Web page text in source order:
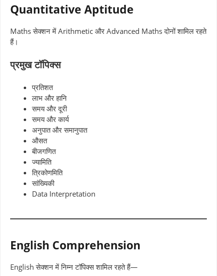
Quantitative Aptitude
Maths सेक्शन में Arithmetic और Advanced Maths दोनों शामिल रहते
हैं।
प्रमुख टॉपिक्स
प्रतिशत
लाभ और हानि
समय और दूरी
समय और कार्य
अनुपात और समानुपात
औसत
बीजगणित
ज्यामिति
त्रिकोणमिति
सांख्यिकी
Data Interpretation
English Comprehension
English सेक्शन में निम्न टॉपिक्स शामिल रहते हैं—